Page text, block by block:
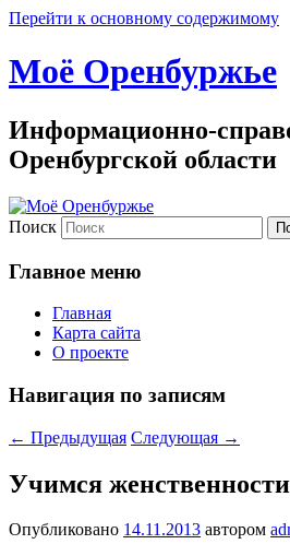
Перейти к основному содержимому
Моё Оренбуржье
Информационно-
Оренбургской области
Поиск
Главное меню
Главная
Карта сайта
О проекте
Навигация по записям
← Предыдущая Следующая →
Учимся женственности
Опубликовано 14.11.2013 автором